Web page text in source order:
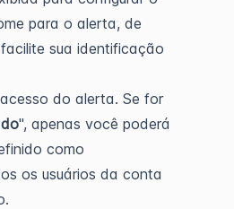
para o alerta, de
sua identificação
do alerta. Se for
", apenas você poderá
como
os usuários da conta